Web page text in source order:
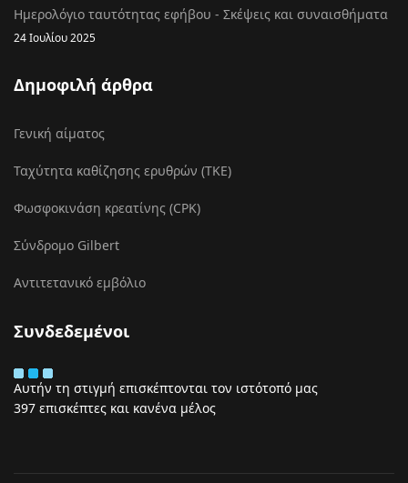
Ημερολόγιο ταυτότητας εφήβου - Σκέψεις και συναισθήματα
24 Ιουλίου 2025
Δημοφιλή άρθρα
Γενική αίματος
Ταχύτητα καθίζησης ερυθρών (ΤΚΕ)
Φωσφοκινάση κρεατίνης (CPK)
Σύνδρομο Gilbert
Αντιτετανικό εμβόλιο
Συνδεδεμένοι
Αυτήν τη στιγμή επισκέπτονται τον ιστότοπό μας
397 επισκέπτες και κανένα μέλος